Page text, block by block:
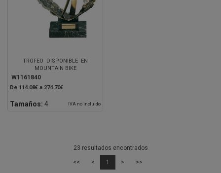
TROFEO DISPONIBLE EN
MOUNTAIN BIKE
W1161840
De 114.08€ a 274.70€
Tamaños: 4 IVA no incluido
23 resultados encontrados
<< < 1 > >>